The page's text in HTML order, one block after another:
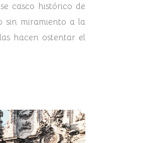
casco histórico de
sin miramiento a la
hacen ostentar el